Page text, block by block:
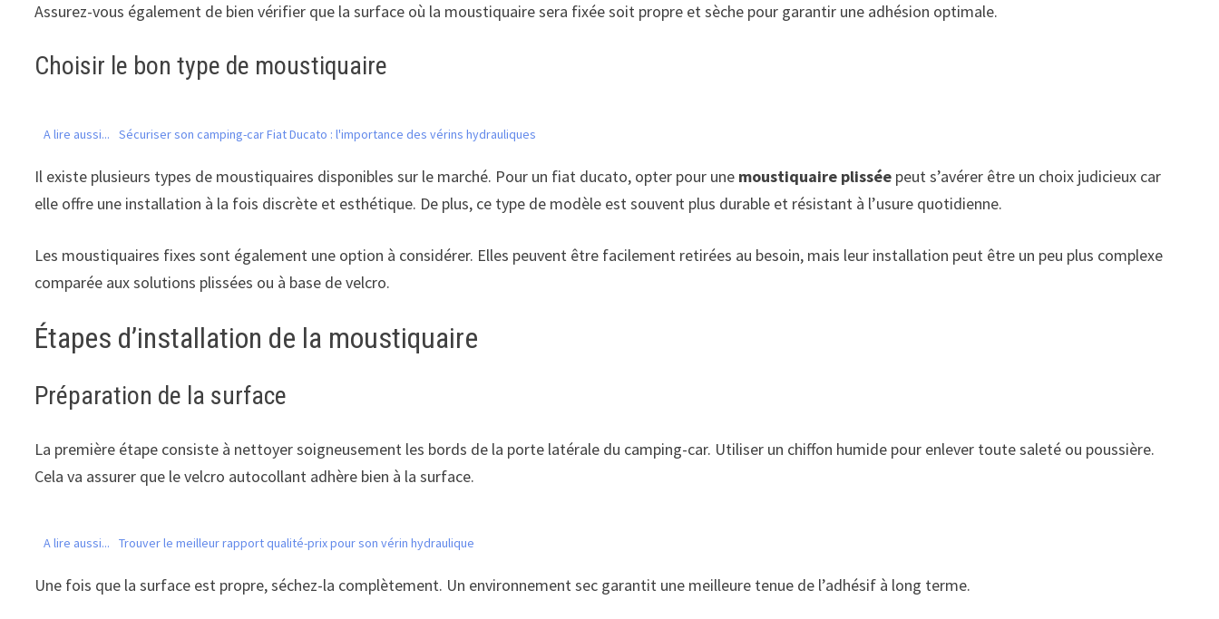
Assurez-vous également de bien vérifier que la surface où la moustiquaire sera fixée soit propre et sèche pour garantir une adhésion optimale.
Choisir le bon type de moustiquaire
A lire aussi... Sécuriser son camping-car Fiat Ducato : l'importance des vérins hydrauliques
Il existe plusieurs types de moustiquaires disponibles sur le marché. Pour un fiat ducato, opter pour une moustiquaire plissée peut s’avérer être un choix judicieux car
elle offre une installation à la fois discrète et esthétique. De plus, ce type de modèle est souvent plus durable et résistant à l’usure quotidienne.
Les moustiquaires fixes sont également une option à considérer. Elles peuvent être facilement retirées au besoin, mais leur installation peut être un peu plus complexe
comparée aux solutions plissées ou à base de velcro.
Étapes d’installation de la moustiquaire
Préparation de la surface
La première étape consiste à nettoyer soigneusement les bords de la porte latérale du camping-car. Utiliser un chiffon humide pour enlever toute saleté ou poussière.
Cela va assurer que le velcro autocollant adhère bien à la surface.
A lire aussi... Trouver le meilleur rapport qualité-prix pour son vérin hydraulique
Une fois que la surface est propre, séchez-la complètement. Un environnement sec garantit une meilleure tenue de l’adhésif à long terme.